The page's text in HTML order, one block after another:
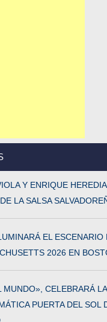
Y ENRIQUE HEREDIA
LA SALSA
EL ESCENARIO
2026 EN
MUNDO», CELEBRARÁ LA
PUERTA DEL SOL